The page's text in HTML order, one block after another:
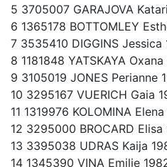
5 3705007 GARAJOVA
6 1365178 BOTTOMLEY
7 3535410 DIGGINS Jessica
8 1181848 YATSKAYA
9 3105019 JONES Perianne
10 3295167 VUERICH Gaia
11 1319976 KOLOMINA
12 3295000 BROCARD Elisa
13 3395038 UDRAS Kaija
14 1345390 VINA Emilie